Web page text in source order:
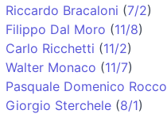
Riccardo Bracaloni (7/2)
Filippo Dal Moro (11/8)
Carlo Ricchetti (11/2)
Walter Monaco (11/7)
Pasquale Domenico Rocco
Giorgio Sterchele (8/1)